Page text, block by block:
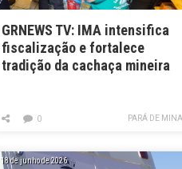
GRNEWS TV: IMA intensifica
fiscalização e fortalece
tradição da cachaça mineira
PARÁ DE
0
18 de junho de 2026